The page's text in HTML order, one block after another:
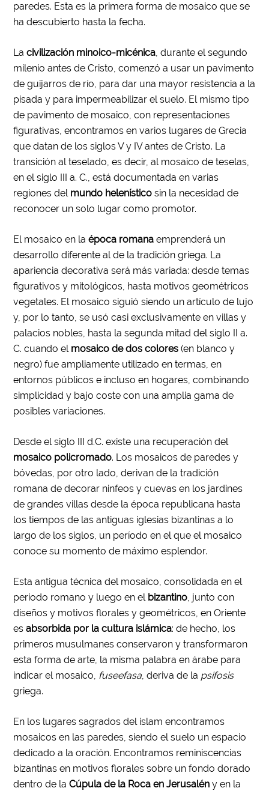
paredes. Esta es la primera forma de mosaico que se
ha descubierto hasta la fecha.
Lacivilización minoico-micénica, durante el segundo
milenio antes de Cristo, comenzó a usar un pavimento
de guijarros de río, para dar una mayor resistencia a la
pisada y para impermeabilizar el suelo. El mismo tipo
de pavimento de mosaico, con representaciones
figurativas, encontramos en varios lugares de Grecia
que datan de los siglos V y IV antes de Cristo. La
transición al teselado, es decir, al mosaico de teselas,
en el siglo III a. C., está documentada en varias
regiones del mundo helenístico sin la necesidad de
reconocer un solo lugar como promotor.
El mosaico en laépoca romana emprenderá un
desarrollo diferente al de la tradición griega. La
apariencia decorativa será más variada: desde temas
figurativos y mitológicos, hasta motivos geométricos
vegetales. El mosaico siguió siendo un artículo de lujo
y, por lo tanto, se usó casi exclusivamente en villas y
palacios nobles, hasta la segunda mitad del siglo II a.
C. cuando el mosaico de dos colores (en blanco y
negro) fue ampliamente utilizado en termas, en
entornos públicos e incluso en hogares, combinando
simplicidad y bajo coste con una amplia gama de
posibles variaciones.
Desde el siglo III d.C. existe una recuperación del
mosaico policromado. Los mosaicos de paredes y
bóvedas, por otro lado, derivan de la tradición
romana de decorar ninfeos y cuevas en los jardines
de grandes villas desde la época republicana hasta
los tiempos de las antiguas iglesias bizantinas a lo
largo de los siglos, un período en el que el mosaico
conoce su momento de máximo esplendor.
Esta antigua técnica del mosaico, consolidada en el
periodo romano y luego en el bizantino, junto con
diseños y motivos florales y geométricos, en Oriente
esabsorbida por la cultura islámica: de hecho, los
primeros musulmanes conservaron y transformaron
esta forma de arte, la misma palabra en árabe para
indicar el mosaico, fuseefasa, deriva de la psifosis
griega.
En los lugares sagrados del islam encontramos
mosaicos en las paredes, siendo el suelo un espacio
dedicado a la oración. Encontramos reminiscencias
bizantinas en motivos florales sobre un fondo dorado
dentro de laCúpula de la Roca en Jerusalén y en la